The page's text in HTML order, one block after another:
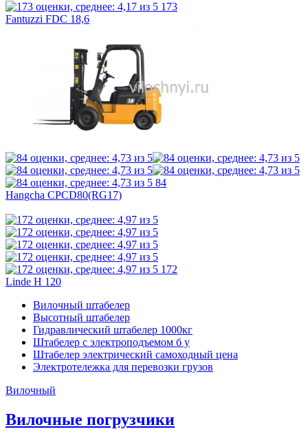
173
Fantuzzi FDC 18,6
84
Hangcha CPCD80(RG17)
172
Linde H 120
Вилочный штабелер
Высотный штабелер
Гидравлический штабелер 1000кг
Штабелер с электроподъемом б у
Штабелер электрический самоходный цена
Электротележка для перевозки грузов
Вилочный
Вилочные погрузчики